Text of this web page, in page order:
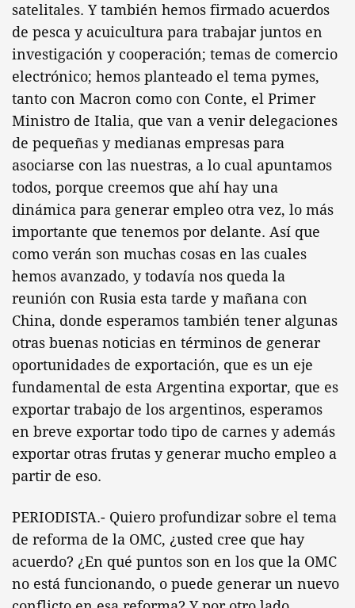
satelitales. Y también hemos firmado acuerdos
de pesca y acuicultura para trabajar juntos en
investigación y cooperación; temas de comercio
electrónico; hemos planteado el tema pymes,
tanto con Macron como con Conte, el Primer
Ministro de Italia, que van a venir delegaciones
de pequeñas y medianas empresas para
asociarse con las nuestras, a lo cual apuntamos
todos, porque creemos que ahí hay una
dinámica para generar empleo otra vez, lo más
importante que tenemos por delante. Así que
como verán son muchas cosas en las cuales
hemos avanzado, y todavía nos queda la
reunión con Rusia esta tarde y mañana con
China, donde esperamos también tener algunas
otras buenas noticias en términos de generar
oportunidades de exportación, que es un eje
fundamental de esta Argentina exportar, que es
exportar trabajo de los argentinos, esperamos
en breve exportar todo tipo de carnes y además
exportar otras frutas y generar mucho empleo a
partir de eso.
PERIODISTA.- Quiero profundizar sobre el tema
de reforma de la OMC, ¿usted cree que hay
acuerdo? ¿En qué puntos son en los que la OMC
no está funcionando, o puede generar un nuevo